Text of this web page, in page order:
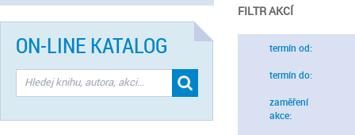
FILTR AKCÍ
termín od:
termín do:
zaměření
akce:
ON-LINE KATALOG